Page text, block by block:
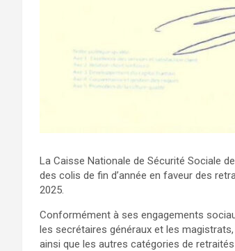
La Caisse Nationale de Sécurité Sociale
des colis de fin d’année en faveur des
2025.
Conformément à ses engagements
les secrétaires généraux et les
ainsi que les autres catégories de